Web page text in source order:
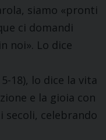
siamo «pronti
ci domandi
noi». Lo dice
18), lo dice la vita
e la gioia con
secoli, celebrando